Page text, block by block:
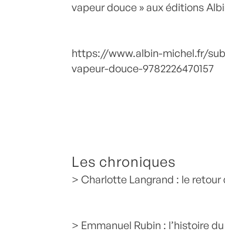
vapeur douce » aux éditions
https://www.albin-michel.fr/
vapeur-douce-9782226470157
Les chroniques
> Charlotte Langrand : le
> Emmanuel Rubin : l’histoire